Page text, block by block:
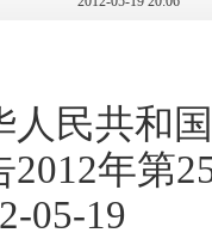
人民共和
2012年第
05-19